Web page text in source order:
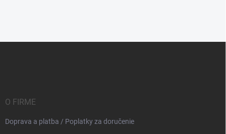
O FIRME
Doprava a platba / Poplatky za doručenie